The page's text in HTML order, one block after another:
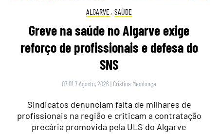
ALGARVE, SAÚDE
Greve na saúde no Algarve exige
reforço de profissionais e defesa do
SNS
07:01 7 Agosto, 2026 | Cristina Mendonça
Sindicatos denunciam falta de milhares de
profissionais na região e criticam a contratação
precária promovida pela ULS do Algarve